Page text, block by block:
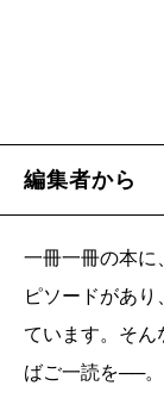
編集者から
一冊一冊の本に
ピソードがあ
ています。そん
ばご一読を──。